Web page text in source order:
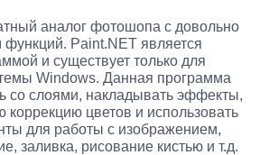
аналог фотошопа с довольно
Paint.NET является
и существует только для
Windows. Данная программа
со слоями, накладывать эффекты,
коррекцию цветов и использовать
для работы с изображением,
заливка, рисование кистью и т.д.